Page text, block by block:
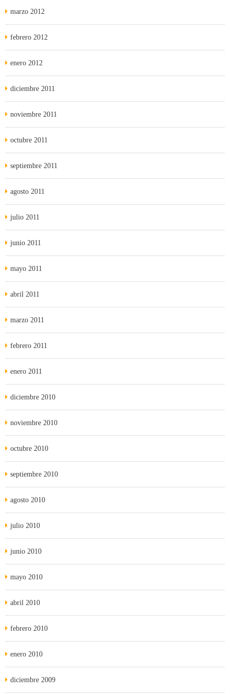
marzo 2012
febrero 2012
enero 2012
diciembre 2011
noviembre 2011
octubre 2011
septiembre 2011
agosto 2011
julio 2011
junio 2011
mayo 2011
abril 2011
marzo 2011
febrero 2011
enero 2011
diciembre 2010
noviembre 2010
octubre 2010
septiembre 2010
agosto 2010
julio 2010
junio 2010
mayo 2010
abril 2010
febrero 2010
enero 2010
diciembre 2009